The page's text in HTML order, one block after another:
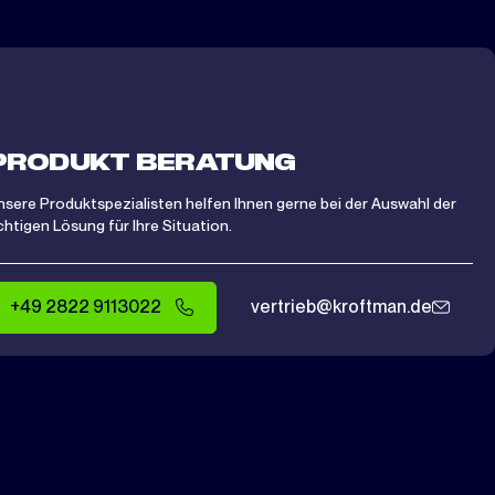
BERATUNG
Produktspezialisten helfen Ihnen gerne bei der Auswahl der
Lösung für Ihre Situation.
+49 2822 9113022 vertrieb@kroftman.de